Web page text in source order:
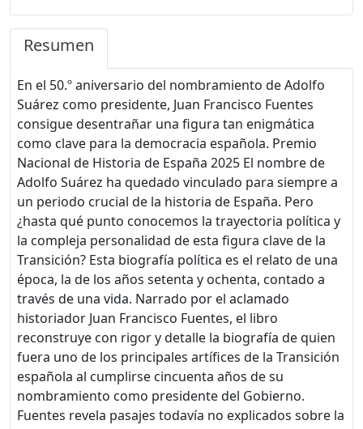
Resumen
En el 50.º aniversario del nombramiento de Adolfo
Suárez como presidente, Juan Francisco Fuentes
consigue desentrañar una figura tan enigmática
como clave para la democracia española. Premio
Nacional de Historia de España 2025 El nombre de
Adolfo Suárez ha quedado vinculado para siempre a
un periodo crucial de la historia de España. Pero
¿hasta qué punto conocemos la trayectoria política y
la compleja personalidad de esta figura clave de la
Transición? Esta biografía política es el relato de una
época, la de los años setenta y ochenta, contado a
través de una vida. Narrado por el aclamado
historiador Juan Francisco Fuentes, el libro
reconstruye con rigor y detalle la biografía de quien
fuera uno de los principales artífices de la Transición
española al cumplirse cincuenta años de su
nombramiento como presidente del Gobierno.
Fuentes revela pasajes todavía no explicados sobre la